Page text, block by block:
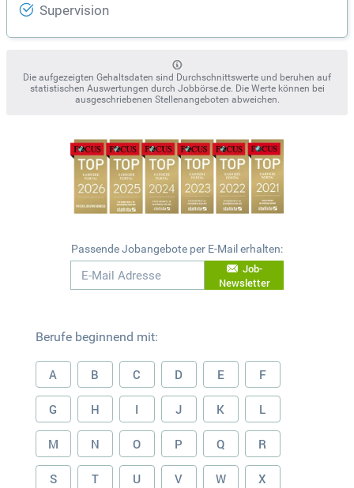
Supervision
Die aufgezeigten Gehaltsdaten sind Durchschnittswerte und beruhen auf
statistischen Auswertungen durch Jobbörse.de. Die Werte können bei
ausgeschriebenen Stellenangeboten abweichen.
Passende Jobangebote per E-Mail erhalten:
Job-
Newsletter
Berufe beginnend mit:
A B C D E F
G H I J K L
M N O P Q R
S T U V W X